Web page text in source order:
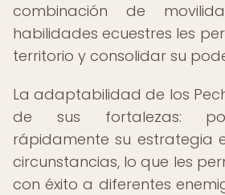
combinación de
habilidades ecuestres les
territorio y consolidar su
La adaptabilidad de los
de sus fortalezas:
rápidamente su estrategia
circunstancias, lo que les
con éxito a diferentes